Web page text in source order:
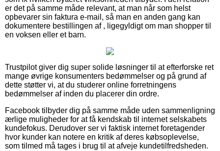
er det på samme måde relevant, at man når som helst
opbevarer sin faktura e-mail, så man en anden gang kan
dokumentere bestillingen af , ligegyldigt om man shopper til
en voksen eller et barn.
Trustpilot giver dig super solide løsninger til at efterforske ret
mange øvrige konsumenters bedømmelser og på grund af
dette støtter vi, at du studerer online forretningens
bedømmelser af inden du placerer din ordre.
Facebook tilbyder dig på samme måde uden sammenligning
ærlige muligheder for at få kendskab til internet selskabets
kundefokus. Derudover ser vi faktisk internet foretagender
hvor kunder kan notere en kritik af deres købsoplevelse,
som tilmed må tages i brug til at afveje kundetilfredsheden.